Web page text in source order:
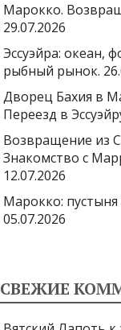
Марокко.
29.07.2026
Эссуэйра: океан,
рыбный рынок.
Дворец Бахия в
Переезд в
Возвращение из
Знакомство с
12.07.2026
Марокко: пустыня
05.07.2026
СВЕЖИЕ